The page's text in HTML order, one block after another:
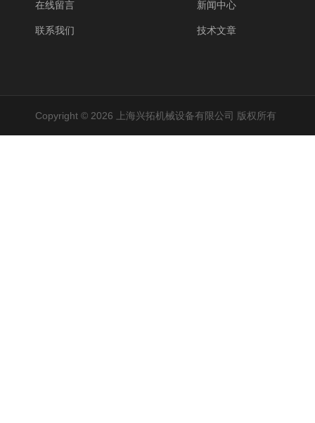
在线留言
联系我们
新闻中心
技术文章
Copyright © 2026 上海兴拓机械设备有限公司 版权所有